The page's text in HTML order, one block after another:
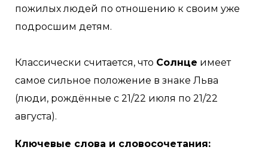
пожилых людей по отношению к своим уже
подросшим детям.
Классически считается, что Солнце имеет
самое сильное положение в знаке Льва
(люди, рождённые с 21/22 июля по 21/22
августа).
Ключевые слова и словосочетания: